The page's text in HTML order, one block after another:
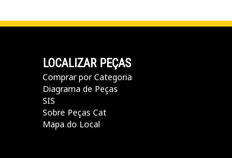
LOCALIZAR PEÇAS
Comprar por Categoria
Diagrama de Peças
SIS
Sobre Peças Cat
Mapa do Local